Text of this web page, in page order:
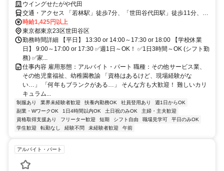
ウイングせたがや代田
交通・アクセス 「若林駅」徒歩7分、「世田谷代田駅」徒歩11分、
「梅が丘駅」徒歩13分
時給1,425円以上
東京都東京23区世田谷区
勤務時間詳細 【平日】 13:30 or 14:00～17:30 or 18:00 【学校休業
日】 9:00～17:00 or 17:30 ✅週1日～OK！ ✅1日3時間～OK (シフト勤
務) ✅家...
仕事内容 雇用形態：アルバイト・パート 職種：その他サービス業、
その他児童福祉、幼稚園教諭 「資格はあるけど、現場経験がな
い…」 「何年もブランクがある…」 そんな方も大歓迎！ 難しいカリ
キュラム...
制服あり 業界未経験者歓迎 扶養内勤務OK 社員登用あり
週1日からOK
副業・WワークOK
1日4時間以内OK 土日祝のみOK
主婦・主夫歓迎
資格取得支援あり
フリーター歓迎 短期 シフト自由 職場見学可
平日のみOK
学生歓迎
転勤なし 経験不問 未経験者歓迎 午前
アルバイト・パート